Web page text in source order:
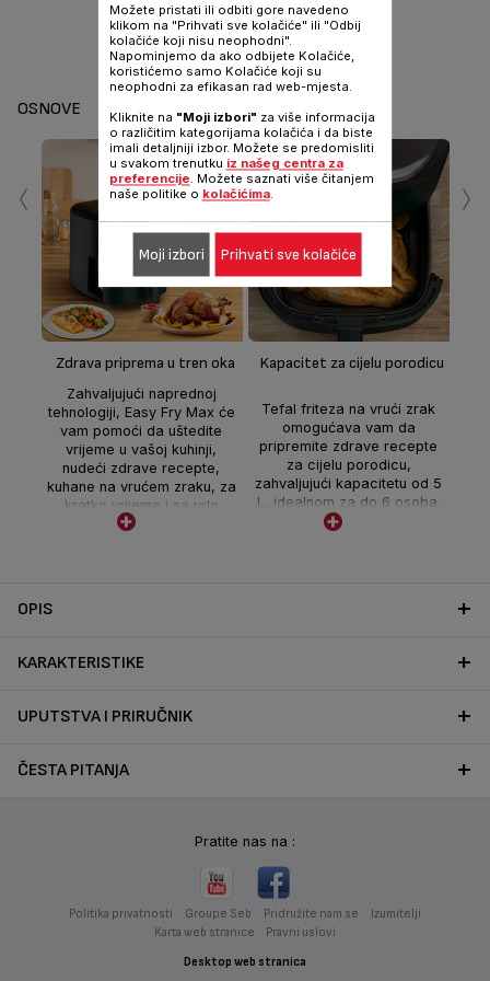
OSNOVE
Zdrava priprema u tren oka
Zahvaljujući naprednoj
tehnologiji, Easy Fry Max će
vam pomoći da uštedite
vrijeme u vašoj kuhinji,
nudeći zdrave recepte,
kuhane na vrućem zraku, za
kratko vrijeme i sa vrlo
malom količinom ulja.
Kapacitet za cijelu porodicu
Tefal friteza na vrući zrak
omogućava vam da
pripremite zdrave recepte
za cijelu porodicu,
zahvaljujući kapacitetu od 5
L, idealnom za do 6 osoba.
‹ ›
OPIS
KARAKTERISTIKE
UPUTSTVA I PRIRUČNIK
ČESTA PITANJA
Pratite nas na :
Politika privatnosti Groupe Seb Pridružite nam se
Izumitelji
Karta web stranice
Pravni uslovi
Desktop web stranica
Možete pristati ili odbiti gore navedeno
klikom na "Prihvati sve kolačiće" ili "Odbij
kolačiće koji nisu neophodni".
Napominjemo da ako odbijete Kolačiće,
koristićemo samo Kolačiće koji su
neophodni za efikasan rad web-mjesta.
Kliknite na "Moji izbori" za više informacija
o različitim kategorijama kolačića i da biste
imali detaljniji izbor. Možete se predomisliti
u svakom trenutku iz našeg centra za
preferencije. Možete saznati više čitanjem
naše politike o kolačićima.
Moji izbori Prihvati sve kolačiće